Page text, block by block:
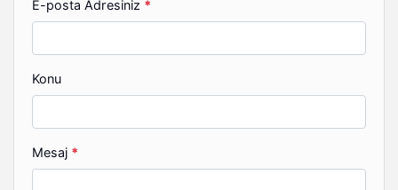
E-posta Adresiniz *
Konu
Mesaj *